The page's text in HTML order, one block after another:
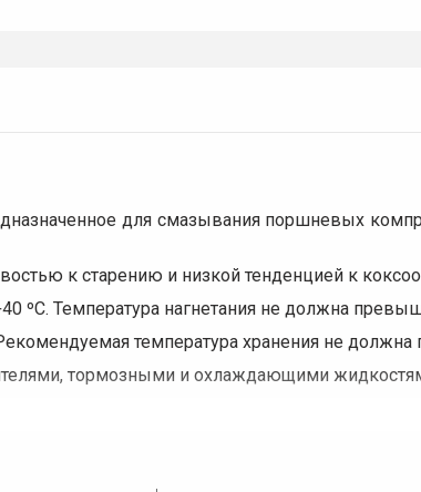
для смазывания поршневых
к старению и низкой тенденцией к
ºС. Температура нагнетания не должна
температура хранения не должна
тормозными и охлаждающими